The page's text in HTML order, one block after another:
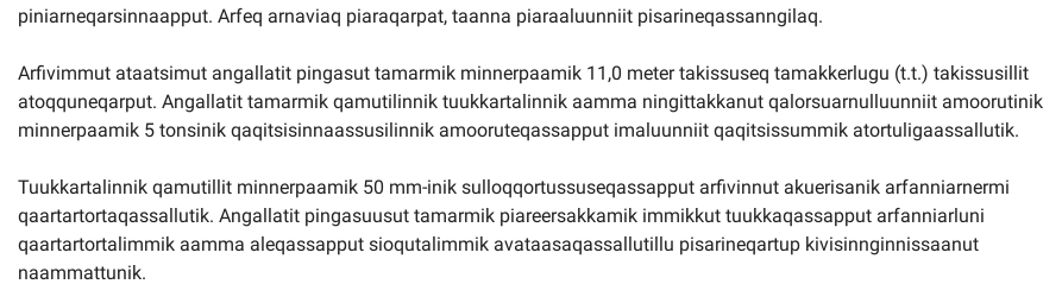
piniarneqarsinnaapput. Arfeq arnaviaq piaraqarpat, taanna piaraaluunniit pisarineqassanngilaq.
Arfivimmut ataatsimut angallatit pingasut tamarmik minnerpaamik 11,0 meter takissuseq tamakkerlugu (t.t.) takissusillit
atoqquneqarput. Angallatit tamarmik qamutilinnik tuukkartalinnik aamma ningittakkanut qalorsuarnulluunniit amoorutinik
minnerpaamik 5 tonsinik qaqitsisinnaassusilinnik amooruteqassapput imaluunniit qaqitsissummik atortuligaassallutik.
Tuukkartalinnik qamutillit minnerpaamik 50 mm-inik sulloqqortussuseqassapput arfivinnut akuerisanik arfanniarnermi
qaartartortaqassallutik. Angallatit pingasuusut tamarmik piareersakkamik immikkut tuukkaqassapput arfanniarluni
qaartartortalimmik aamma aleqassapput sioqutalimmik avataasaqassallutillu pisarineqartup kivisinnginnissaanut
naammattunik.